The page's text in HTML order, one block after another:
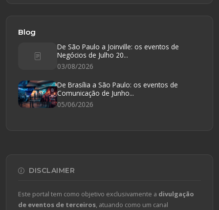
Blog
De São Paulo a Joinville: os eventos de
Negócios de Julho 20...
03/08/2026
De Brasília a São Paulo: os eventos de
Comunicação de Junho...
05/06/2026
DISCLAIMER
Este portal tem como objetivo exclusivamente a divulgação
de eventos de terceiros, atuando como um canal